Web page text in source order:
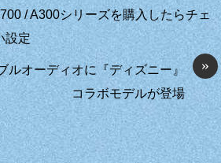
/ A300シリーズを購入したらチェ
設定
»
ルオーディオに『ディズニー』
コラボモデルが登場